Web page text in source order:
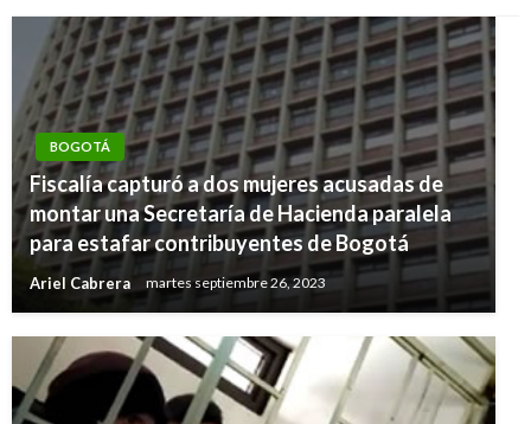
BOGOTÁ
Fiscalía capturó a dos mujeres acusadas de
montar una Secretaría de Hacienda paralela
para estafar contribuyentes de Bogotá
Ariel Cabrera martes septiembre 26, 2023